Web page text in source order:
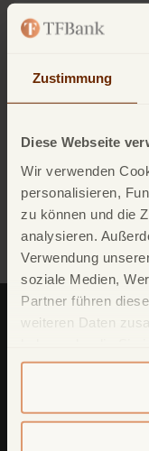
Zustimmung
Diese Webseite
Wir verwenden
personalisieren,
zu können und die
analysieren.
Verwendung
soziale Medien,
Partner führen
weiteren Daten
gesammelt haben.
finden Sie in
Cookie-Policy.
Anregungen und
TF Bank (ein